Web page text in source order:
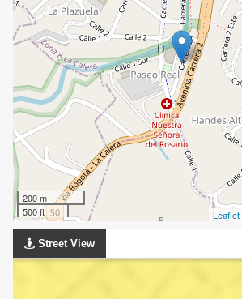
200 m
500 ft
Leaflet
Street View